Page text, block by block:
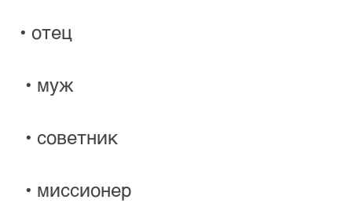
• отец
• муж
• советник
• миссионер